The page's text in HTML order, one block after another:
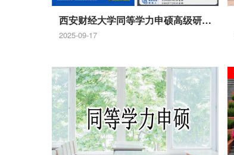
西安财经大学同等学力申硕高级研修班
2025-09-17